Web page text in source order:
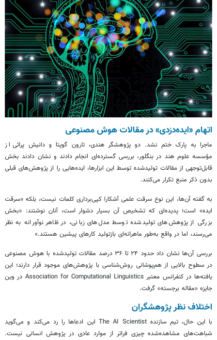
اتهام «ایده‌دزدی» در مقالات هوش مصنوعی
ماجرا به پارک ختم نشد. دو پژوهشگر هندی، تارون گوپتا ودانیش پراثیاز
مؤسسه علوم هند در بنگلور، بررسی گسترده‌ای انجام دادند و نشان دادند بخش
قابل‌توجهی از مقالات تولیدشده توسط این ابزارها، ایده‌هایی را از پژوهش‌های قبلی
بدون ذکر منبع تکرار می‌کنند.
به گفته آن‌ها، این نوع سرقت علمی آشکارا کپی‌برداری کلمات نیست، بلکه «سرقت
ایده» است؛ پدیده‌ای که تشخیص آن بسیار دشوار است، آنان نوشتند: «بخش
بزرگی از پژوهش‌های تولیدشده توسط مدل‌های زبانی، در ظاهر نوآورانه به نظر
می‌رسند، اما در واقع به‌طور ماهرانه‌ای بازتولید کارهای پیشین هستند.»
بررسی آن‌ها نشان داد حدود ۲۴ تا ۳۶ درصد مقالات تولیدشده با هوش مصنوعی
در سطوح بالایی از هم‌پوشانی روش‌شناسی با پژوهش‌های موجود قرار دارند؛ این
یافته‌ها در کنفرانس معتبر Association for Computational Linguistics در وین
جایزه «مقاله برجسته» گرفت.
اختلاف نظر پژوهشگران
با این حال، تیم سازنده The AI Scientist این ادعاها را رد می‌کند و می‌گوید
شباهت‌های مشاهده‌شده چیزی فراتر از موارد عادی در پژوهش انسانی نیست.